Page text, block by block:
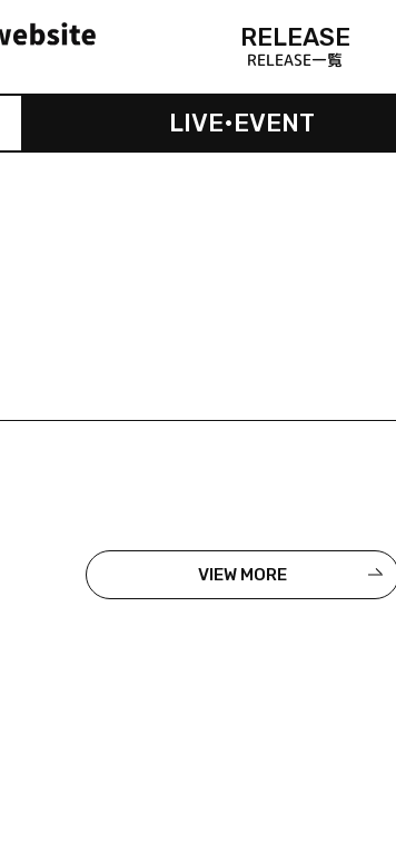
RELEASE
RELEASE一覧
LIVE•EVENT
VIEW MORE